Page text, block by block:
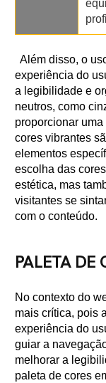
Além disso, o
experiência do
a legibilidade e
neutros, como
proporcionar
cores vibrantes
elementos
escolha das
estética, mas
visitantes se
com o conteúdo.
PALETA DE
No contexto do
mais crítica, pois
experiência do
guiar a
melhorar a
paleta de cores